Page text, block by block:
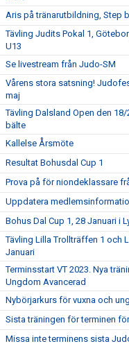
Aris på tränarutbildning, Step
Tävling Judits Pokal 1,
U13
Se livestream från Judo-SM
Vårens stora satsning!
maj
Tävling Dalsland Open den
bälte
Kallelse Årsmöte
Resultat Bohusdal Cup 1
Prova på för niondeklassare
Uppdatera
Bohus Dal Cup 1, 28 Januari i
Tävling Lilla Trollträffen 1 och
Januari
Terminsstart VT 2023. Nya
Ungdom Avancerad
Nybörjarkurs för vuxna och
Sista träningen för terminen
Missa inte terminens sista